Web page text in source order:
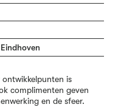
is
complimenten geven
en de sfeer.